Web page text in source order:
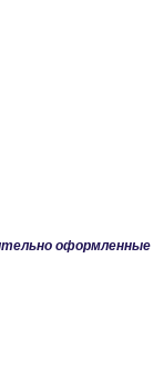
оформленные